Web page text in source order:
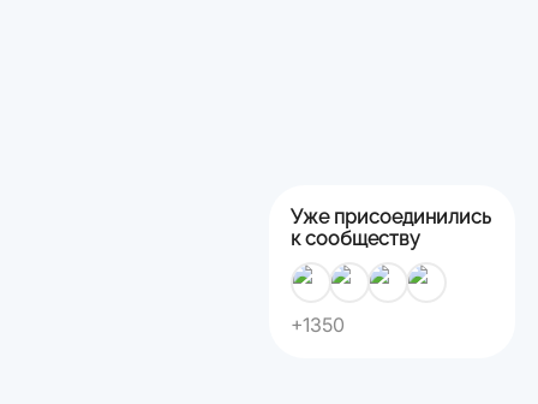
Уже присоединились
к сообществу
+1350